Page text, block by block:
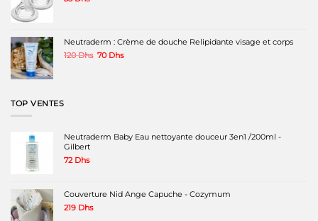
Neutraderm : Crème de douche Relipidante visage et corps
120Dhs Le
70 DhsLe
TOP VENTES
Neutraderm Baby Eau nettoyante douceur 3en1 /200ml -
Gilbert
72 Dhs
Couverture Nid Ange Capuche - Cozymum
219 Dhs